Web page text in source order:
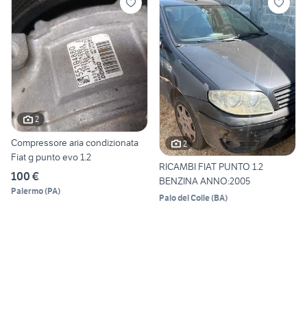
2
Compressore aria condizionata
Fiat g punto evo 1.2
100 €
Palermo(PA)
2
RICAMBI FIAT PUNTO 1.2
BENZINA ANNO:2005
Palo del Colle(BA)